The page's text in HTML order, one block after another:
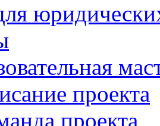
проекта
проекта